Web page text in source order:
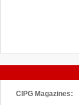
CIPG Magazines: